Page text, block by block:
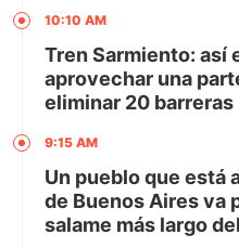
10:10 AM
Tren Sarmiento: así
aprovechar una
eliminar 20 barreras
9:15 AM
Un pueblo que está
de Buenos Aires va
salame más largo